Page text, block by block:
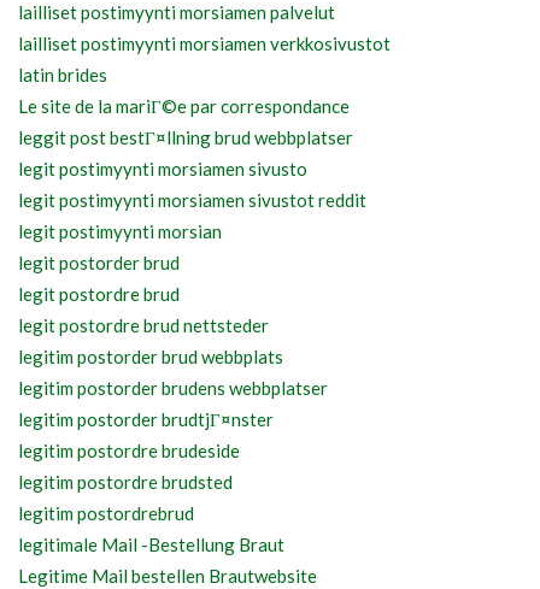
lailliset postimyynti morsiamen palvelut
lailliset postimyynti morsiamen verkkosivustot
latin brides
Le site de la mariГ©e par correspondance
leggit post bestГ¤llning brud webbplatser
legit postimyynti morsiamen sivusto
legit postimyynti morsiamen sivustot reddit
legit postimyynti morsian
legit postorder brud
legit postordre brud
legit postordre brud nettsteder
legitim postorder brud webbplats
legitim postorder brudens webbplatser
legitim postorder brudtjГ¤nster
legitim postordre brudeside
legitim postordre brudsted
legitim postordrebrud
legitimale Mail -Bestellung Braut
Legitime Mail bestellen Brautwebsite